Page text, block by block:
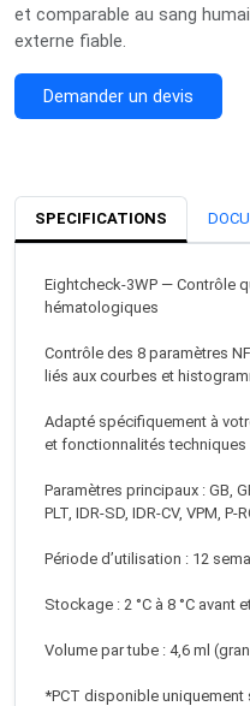
et comparable au sang
externe fiable.
Demander un devis
SPECIFICATIONS
Eightcheck-3WP — Contrôle
hématologiques
Contrôle des 8 paramètres
liés aux courbes et
Adapté spécifiquement à
et fonctionnalités techniques
Paramètres principaux : GB,
PLT, IDR-SD, IDR-CV, VPM, P-
Période d’utilisation : 12
Stockage : 2 °C à 8 °C avant
Volume par tube : 4,6 ml
*PCT disponible uniquement